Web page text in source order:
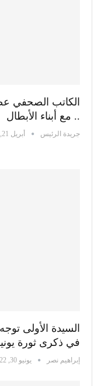
الكاتب الصحفي
.. مع أبناء الأبطال
جريدة الرئيس أبريل 21, 2023
السيدة الأولى
في ذكرى ثورة
إبراهيم نصر يونيو 30, 2022